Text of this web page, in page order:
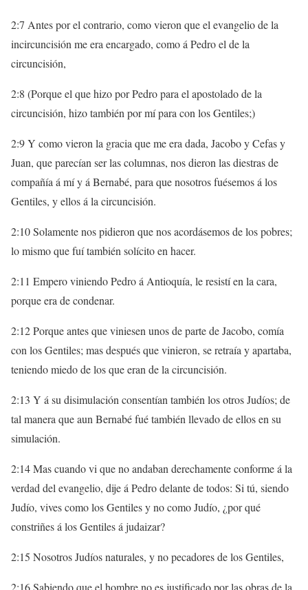
2:7 Antes por el contrario, como vieron que el evangelio de la
incircuncisión me era encargado, como á Pedro el de la
circuncisión,
2:8 (Porque el que hizo por Pedro para el apostolado de la
circuncisión, hizo también por mí para con los Gentiles;)
2:9 Y como vieron la gracia que me era dada, Jacobo y Cefas y
Juan, que parecían ser las columnas, nos dieron las diestras de
compañía á mí y á Bernabé, para que nosotros fuésemos á los
Gentiles, y ellos á la circuncisión.
2:10 Solamente nos pidieron que nos acordásemos de los pobres;
lo mismo que fuí también solícito en hacer.
2:11 Empero viniendo Pedro á Antioquía, le resistí en la cara,
porque era de condenar.
2:12 Porque antes que viniesen unos de parte de Jacobo, comía
con los Gentiles; mas después que vinieron, se retraía y apartaba,
teniendo miedo de los que eran de la circuncisión.
2:13 Y á su disimulación consentían también los otros Judíos; de
tal manera que aun Bernabé fué también llevado de ellos en su
simulación.
2:14 Mas cuando vi que no andaban derechamente conforme á la
verdad del evangelio, dije á Pedro delante de todos: Si tú, siendo
Judío, vives como los Gentiles y no como Judío, ¿por qué
constriñes á los Gentiles á judaizar?
2:15 Nosotros Judíos naturales, y no pecadores de los Gentiles,
2:16 Sabiendo que el hombre no es justificado por las obras de la